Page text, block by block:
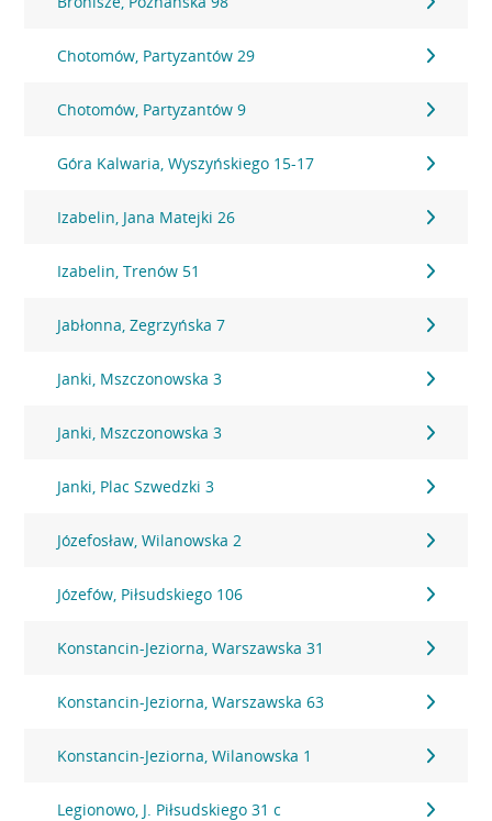
Chotomów, Partyzantów 29
Chotomów, Partyzantów 9
Góra Kalwaria, Wyszyńskiego 15-17
Izabelin, Jana Matejki 26
Izabelin, Trenów 51
Jabłonna, Zegrzyńska 7
Janki, Mszczonowska 3
Janki, Mszczonowska 3
Janki, Plac Szwedzki 3
Józefosław, Wilanowska 2
Józefów, Piłsudskiego 106
Konstancin-Jeziorna, Warszawska 31
Konstancin-Jeziorna, Warszawska 63
Konstancin-Jeziorna, Wilanowska 1
Legionowo, J. Piłsudskiego 31 c